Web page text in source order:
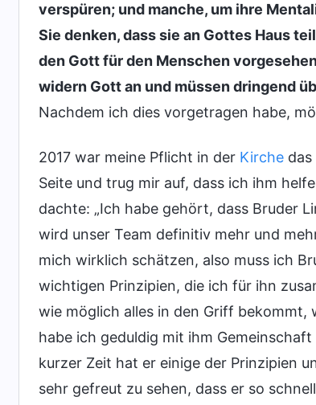
verspüren; und manche, um ihre
Sie denken, dass sie an Gottes Haus
den Gott für den Menschen
widern Gott an und müssen dringend
Nachdem ich dies vorgetragen habe,
2017 war meine Pflicht in der Kirche
Seite und trug mir auf, dass ich ihm
dachte: „Ich habe gehört, dass Bruder
wird unser Team definitiv mehr und
mich wirklich schätzen, also muss ich
wichtigen Prinzipien, die ich für ihn
wie möglich alles in den Griff bekommt,
habe ich geduldig mit ihm
kurzer Zeit hat er einige der Prinzipien
sehr gefreut zu sehen, dass er so